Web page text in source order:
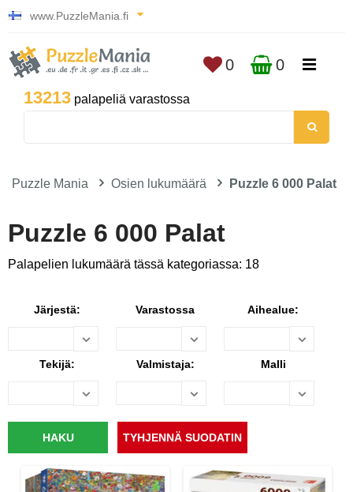
www.PuzzleMania.fi
13213 palapeliä varastossa
0 0
Puzzle Mania Osien lukumäärä Puzzle 6 000 Palat
Puzzle 6 000 Palat
Palapelien lukumäärä tässä kategoriassa: 18
Järjestä: Varastossa Aihealue:
Tekijä: Valmistaja: Malli